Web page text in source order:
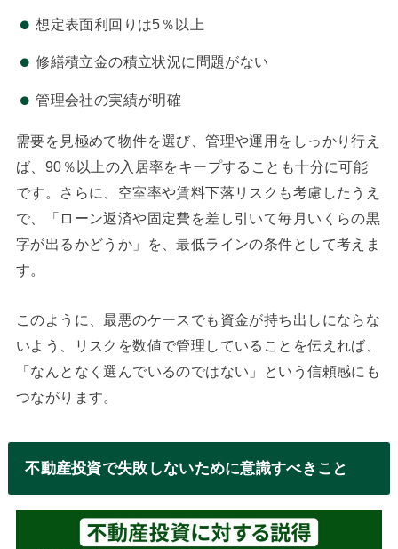
想定表面利回りは5％以上
修繕積立金の積立状況に問題がない
管理会社の実績が明確
需要を見極めて物件を選び、管理や運用をしっかり行え
ば、90％以上の入居率をキープすることも十分に可能
です。さらに、空室率や賃料下落リスクも考慮したうえ
で、「ローン返済や固定費を差し引いて毎月いくらの黒
字が出るかどうか」を、最低ラインの条件として考えま
す。
このように、最悪のケースでも資金が持ち出しにならな
いよう、リスクを数値で管理していることを伝えれば、
「なんとなく選んでいるのではない」という信頼感にも
つながります。
不動産投資で失敗しないために意識すべきこと